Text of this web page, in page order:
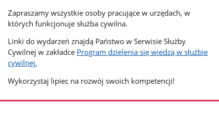
Zapraszamy wszystkie osoby pracujące w urzędach, w
których funkcjonuje służba cywilna.
Linki do wydarzeń znajdą Państwo w Serwisie Służby
Cywilnej w zakładce Program dzielenia się wiedzą w służbie
cywilnej.
Wykorzystaj lipiec na rozwój swoich kompetencji!